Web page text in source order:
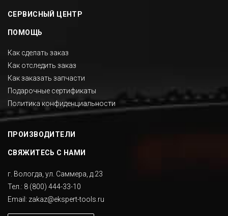
СЕРВИСНЫЙ ЦЕНТР
ПОМОЩЬ
Как сделать заказ
Как отследить заказ
Как заказать запчасти
Подарочные сертификаты
Политика конфиденциальности
ПРОИЗВОДИТЕЛИ
СВЯЖИТЕСЬ С НАМИ
г. Вологда, ул. Саммера, д.23
Тел.: 8 (800) 444-33-10
Email: zakaz@ekspert-tools.ru